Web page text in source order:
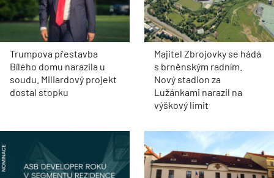
Trumpova přestavba
Bílého domu narazila u
soudu. Miliardový projekt
dostal stopku
Majitel Zbrojovky se hádá
s brněnským radním.
Nový stadion za
Lužánkami narazil na
výškový limit